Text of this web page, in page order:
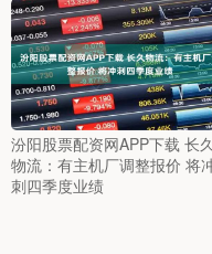
汾阳股票配资网APP下载 长久
物流：有主机厂调整报价 将
刺四季度业绩